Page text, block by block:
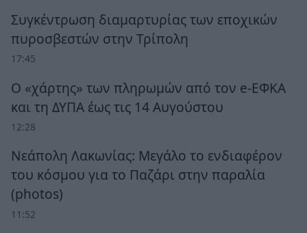
Συγκέντρωση διαμαρτυρίας των εποχικών
πυροσβεστών στην Τρίπολη
17:45
Ο «χάρτης» των πληρωμών από τον e-ΕΦΚΑ
και τη ΔΥΠΑ έως τις 14 Αυγούστου
12:28
Νεάπολη Λακωνίας: Μεγάλο το ενδιαφέρον
του κόσμου για το Παζάρι στην παραλία
(photos)
11:52